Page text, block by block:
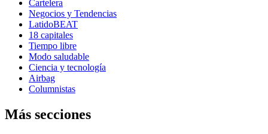
Cartelera
Negocios y Tendencias
LatidoBEAT
18 capitales
Tiempo libre
Modo saludable
Ciencia y tecnología
Airbag
Columnistas
Más secciones